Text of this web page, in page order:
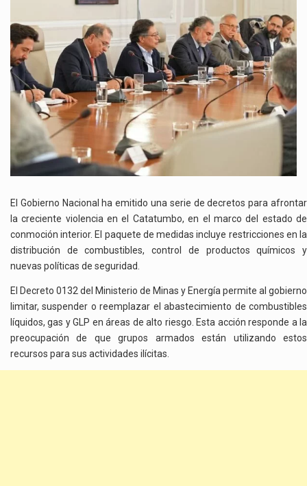
ZONAS
CRÍTICAS:
LIMITA
DISTRIBUCIÓN
DE
COMBUSTIBLES
Y
REFUERZA
SEGURIDAD
El Gobierno Nacional ha emitido una serie de decretos para afrontar
la creciente violencia en el Catatumbo, en el marco del estado de
conmoción interior. El paquete de medidas incluye restricciones en la
distribución de combustibles, control de productos químicos y
nuevas políticas de seguridad.
El Decreto 0132 del Ministerio de Minas y Energía permite al gobierno
limitar, suspender o reemplazar el abastecimiento de combustibles
líquidos, gas y GLP en áreas de alto riesgo. Esta acción responde a la
preocupación de que grupos armados están utilizando estos
recursos para sus actividades ilícitas.